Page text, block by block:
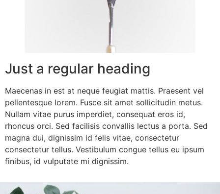
Just a regular heading
Maecenas in est at neque feugiat mattis. Praesent vel
pellentesque lorem. Fusce sit amet sollicitudin metus.
Nullam vitae purus imperdiet, consequat eros id,
rhoncus orci. Sed facilisis convallis lectus a porta. Sed
magna dui, dignissim id felis vitae, consectetur
consectetur tellus. Vestibulum congue tellus eu ipsum
finibus, id vulputate mi dignissim.